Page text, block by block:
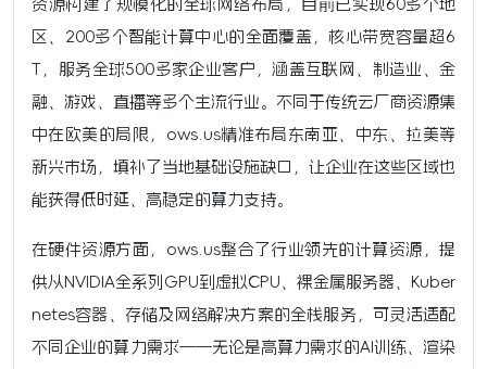
资源构建了规模化的全球网络布局，目前已实现60多个地
区、200多个智能计算中心的全面覆盖，核心带宽容量超6
T，服务全球500多家企业客户，涵盖互联网、制造业、金
融、游戏、直播等多个主流行业。不同于传统云厂商资源集
中在欧美的局限，ows.us精准布局东南亚、中东、拉美等
新兴市场，填补了当地基础设施缺口，让企业在这些区域也
能获得低时延、高稳定的算力支持。
在硬件资源方面，ows.us整合了行业领先的计算资源，提
供从NVIDIA全系列GPU到虚拟CPU、裸金属服务器、Kuber
netes容器、存储及网络解决方案的全栈服务，可灵活适配
不同企业的算力需求——无论是高算力需求的AI训练、渲染